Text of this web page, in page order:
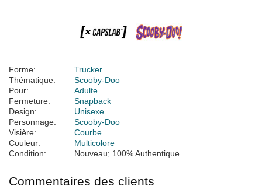
Forme:
Trucker
Thématique:
Scooby-Doo
Pour:
Adulte
Fermeture:
Snapback
Design:
Unisexe
Personnage:
Scooby-Doo
Visière:
Courbe
Couleur:
Multicolore
Condition:
Nouveau; 100% Authentique
Commentaires des clients